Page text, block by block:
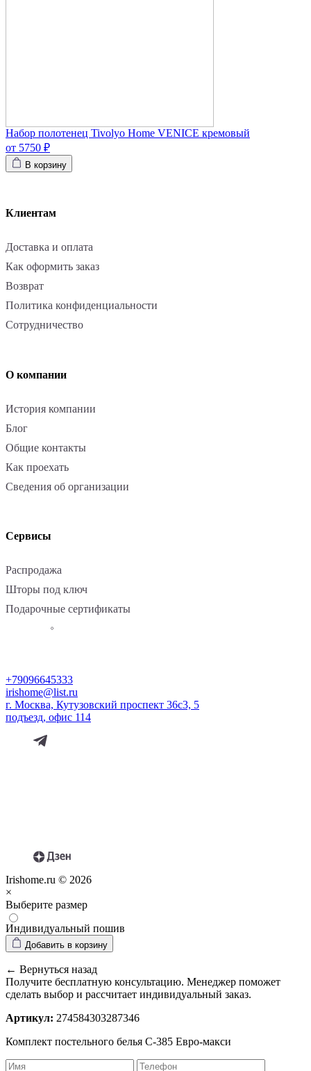
Набор полотенец Tivolyo Home VENICE кремовый
от 5750 ₽
В корзину
Клиентам
Доставка и оплата
Как оформить заказ
Возврат
Политика конфиденциальности
Сотрудничество
О компании
История компании
Блог
Общие контакты
Как проехать
Сведения об организации
Сервисы
Распродажа
Шторы под ключ
Подарочные сертификаты
+79096645333
irishome@list.ru
г. Москва, Кутузовский проспект 36с3, 5
подъезд, офис 114
Irishome.ru © 2026
×
Выберите размер
Индивидуальный пошив
Добавить в корзину
← Вернуться назад
Получите бесплатную консультацию. Менеджер поможет
сделать выбор и рассчитает индивидуальный заказ.
Артикул: 274584303287346
Комплект постельного белья С-385 Евро-макси